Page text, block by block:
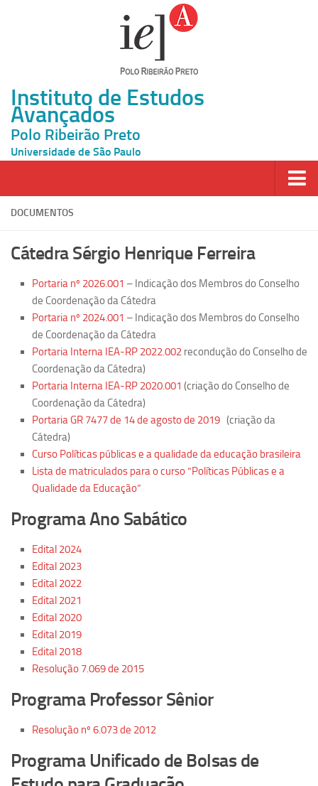
Instituto de Estudos
Avançados
Polo Ribeirão Preto
Universidade de São Paulo
Página Inicial
Inscrição
Atividades
Cátedras
Pesquisa
Grupos de Estudo
Carreira Docente de Impacto
Ciência, Arte, Educação e Sociedade: CienArtES
Grupo de Estudos Avançados em Tecnologia e Informação
em Saúde com foco em Populações Vulneráveis
(Confluencia)
Grupos de estudo encerrados
Grupos de Pesquisa
Grupo de Pesquisa GPUBLIC – Centro de Estudos em Gestão
e Políticas Públicas Contemporâneas
Grupos de pesquisa encerrados
Daniel Domingues dos Santos
Programas Ano Sabático Encerrados
Cristina Godoy Bernardo de Oliveira (FDRP)
Evandro Eduardo Seron Ruiz
Fabiana Cristina Severi (FDRP)
DOCUMENTOS
Cátedra Sérgio Henrique Ferreira
Portaria nº 2026.001 – Indicação dos Membros do Conselho
de Coordenação da Cátedra
Portaria nº 2024.001 – Indicação dos Membros do Conselho
de Coordenação da Cátedra
Portaria Interna IEA-RP 2022.002 recondução do Conselho de
Coordenação da Cátedra)
Portaria Interna IEA-RP 2020.001 (criação do Conselho de
Coordenação da Cátedra)
Portaria GR 7477 de 14 de agosto de 2019 (criação da
Cátedra)
Curso Políticas públicas e a qualidade da educação brasileira
Lista de matriculados para o curso “Políticas Públicas e a
Qualidade da Educação”
Programa Ano Sabático
Edital 2024
Edital 2023
Edital 2022
Edital 2021
Edital 2020
Edital 2019
Edital 2018
Resolução 7.069 de 2015
Programa Professor Sênior
Resolução nº 6.073 de 2012
Programa Unificado de Bolsas de